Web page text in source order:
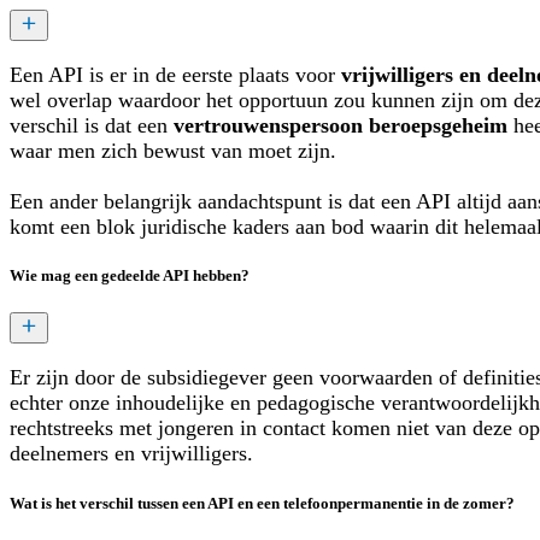
Een API is er in de eerste plaats voor vrijwilligers en
wel overlap waardoor het opportuun zou kunnen zijn om
verschil is dat een vertrouwenspersoon beroepsgeheim
waar men zich bewust van moet zijn.
Een ander belangrijk aandachtspunt is dat een API altijd
komt een blok juridische kaders aan bod waarin dit
Wie mag een gedeelde API hebben?
Er zijn door de subsidiegever geen voorwaarden of
echter onze inhoudelijke en pedagogische
rechtstreeks met jongeren in contact komen niet van deze
deelnemers en vrijwilligers.
Wat is het verschil tussen een API en een telefoonpermanentie in de zomer?